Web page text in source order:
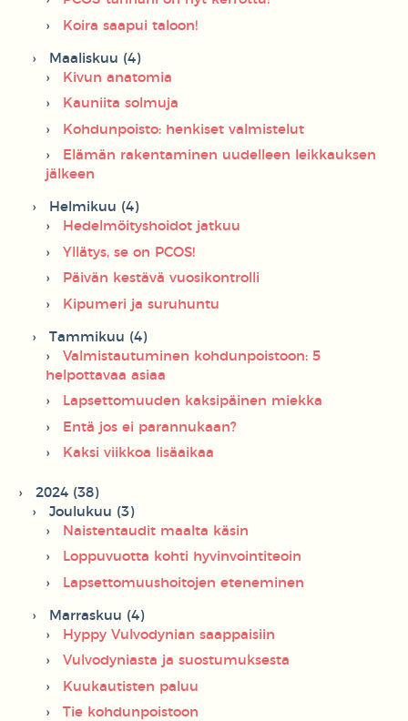
Koira saapui taloon!
Maaliskuu (4)
Kivun anatomia
Kauniita solmuja
Kohdunpoisto: henkiset valmistelut
Elämän rakentaminen uudelleen leikkauksen
jälkeen
Helmikuu (4)
Hedelmöityshoidot jatkuu
Yllätys, se on PCOS!
Päivän kestävä vuosikontrolli
Kipumeri ja suruhuntu
Tammikuu (4)
Valmistautuminen kohdunpoistoon: 5
helpottavaa asiaa
Lapsettomuuden kaksipäinen miekka
Entä jos ei parannukaan?
Kaksi viikkoa lisäaikaa
2024 (38)
Joulukuu (3)
Naistentaudit maalta käsin
Loppuvuotta kohti hyvinvointiteoin
Lapsettomuushoitojen eteneminen
Marraskuu (4)
Hyppy Vulvodynian saappaisiin
Vulvodyniasta ja suostumuksesta
Kuukautisten paluu
Tie kohdunpoistoon